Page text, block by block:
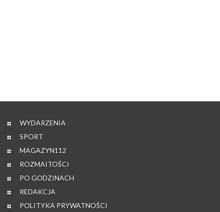
WYDARZENIA
SPORT
MAGAZYN112
ROZMAITOŚCI
PO GODZINACH
REDAKCJA
POLITYKA PRYWATNOŚCI